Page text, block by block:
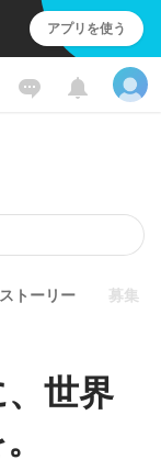
アプリを使う
ストーリー 募集
世界